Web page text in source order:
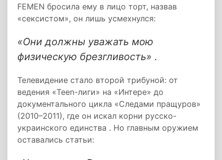
FEMEN бросила ему в лицо торт, назвав
«сексистом», он лишь усмехнулся:
«Они должны уважать мою
физическую брезгливость» .
Телевидение стало второй трибуной: от
ведения «Teen-лиги» на «Интере» до
документального цикла «Следами пращуров»
(2010–2011), где он искал корни русско-
украинского единства . Но главным оружием
оставались статьи: